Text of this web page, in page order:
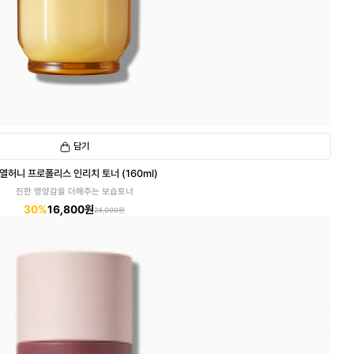
담기
허니 프로폴리스 인리치 토너 (160ml)
진한 영양감을 더해주는 보습토너
30%16,800원24,000원